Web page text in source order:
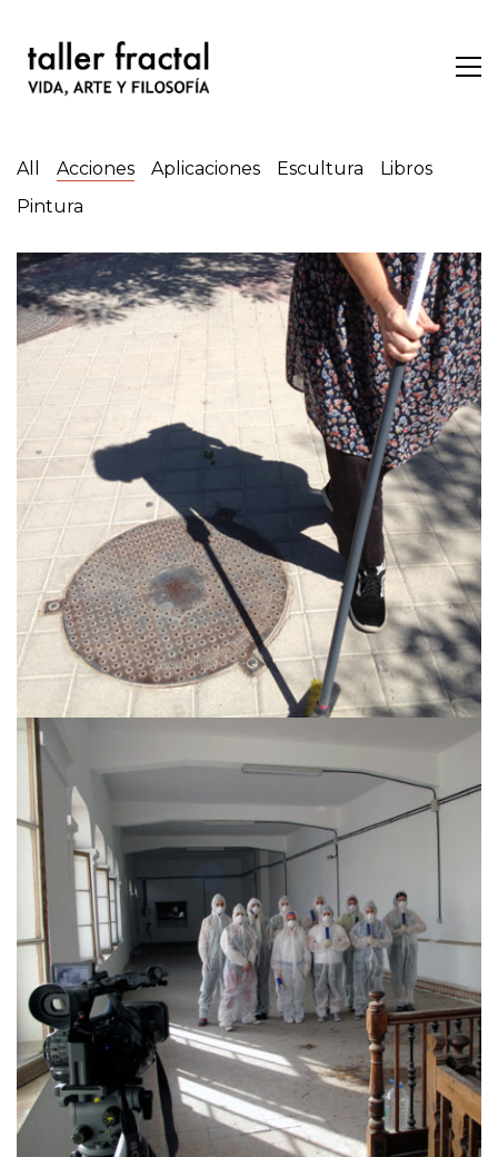
All Acciones Aplicaciones Escultura
Libros
Pintura